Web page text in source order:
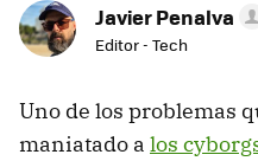
Javier Penalva
Editor - Tech
Uno de los problemas
maniatado a los